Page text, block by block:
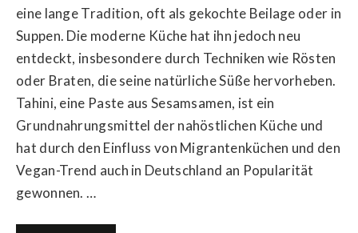
eine lange Tradition, oft als gekochte Beilage oder in
Suppen. Die moderne Küche hat ihn jedoch neu
entdeckt, insbesondere durch Techniken wie Rösten
oder Braten, die seine natürliche Süße hervorheben.
Tahini, eine Paste aus Sesamsamen, ist ein
Grundnahrungsmittel der nahöstlichen Küche und
hat durch den Einfluss von Migrantenküchen und den
Vegan-Trend auch in Deutschland an Popularität
gewonnen. …